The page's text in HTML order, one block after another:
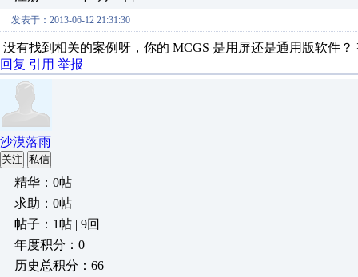
发表于：2013-06-12 21:31:30
没有找到相关的案例呀，你的 MCGS 是用屏还是通用版软件
回复 引用 举报
沙漠落雨
关注 私信
精华：0帖
求助：0帖
帖子：1帖 | 9回
年度积分：0
历史总积分：66